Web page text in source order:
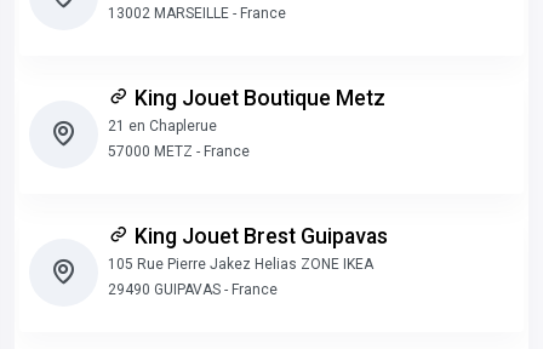
13002 MARSEILLE - France
King Jouet Boutique Metz
21 en Chaplerue
57000 METZ - France
King Jouet Brest Guipavas
105 Rue Pierre Jakez Helias ZONE IKEA
29490 GUIPAVAS - France